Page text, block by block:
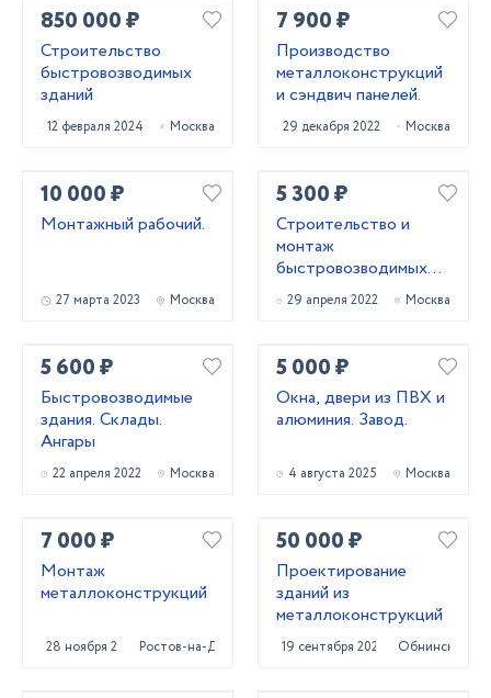
850 000 ₽
Строительство
быстровозводимых
зданий
12 февраля 2024 Москва
7 900 ₽
Производство
металлоконструкций
и сэндвич панелей.
29 декабря 2022 Москва
10 000 ₽
Монтажный рабочий.
27 марта 2023 Москва
5 300 ₽
Строительство и
монтаж
быстровозводимых
зданий
29 апреля 2022 Москва
5 600 ₽
Быстровозводимые
здания. Склады.
Ангары
22 апреля 2022 Москва
5 000 ₽
Окна, двери из ПВХ и
алюминия. Завод.
4 августа 2025 Москва
7 000 ₽
Монтаж
металлоконструкций
28 ноября 2022 Ростов-на-Дону
50 000 ₽
Проектирование
зданий из
металлоконструкций
19 сентября 2024 Обнинск